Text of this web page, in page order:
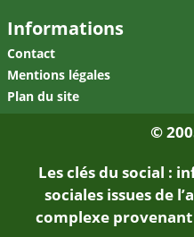
Informations
Contact
Mentions légales
Plan du site
©
Les clés du social :
sociales issues de
complexe provenant